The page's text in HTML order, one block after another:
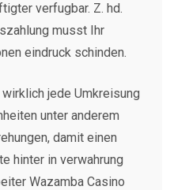
verfugbar. Z. hd.
musst Ihr
eindruck schinden.
jede Umkreisung
unter anderem
damit einen
hinter in verwahrung
Wazamba Casino